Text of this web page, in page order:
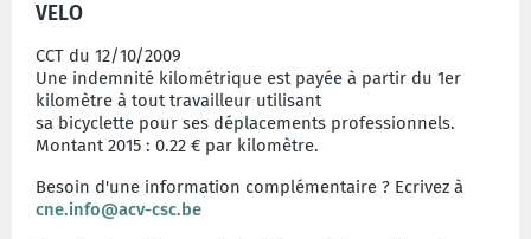
VELO
CCT du 12/10/2009
Une indemnité kilométrique est payée à partir du 1er
kilomètre à tout travailleur utilisant
sa bicyclette pour ses déplacements professionnels.
Montant 2015 : 0.22 € par kilomètre.
Besoin d'une information complémentaire ? Ecrivez à
cne.info@acv-csc.be